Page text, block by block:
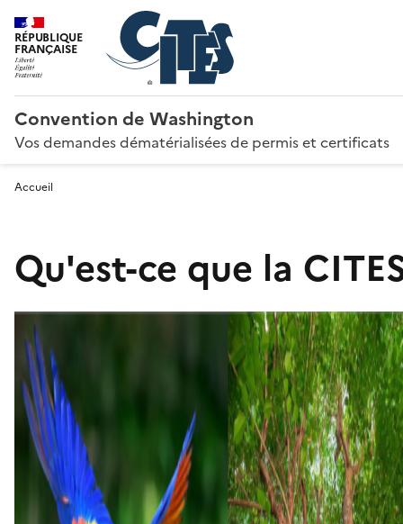
RÉPUBLIQUE
FRANÇAISE
Convention de Washington
Vos demandes dématérialisées de permis et certificats
Accueil
Qu'est-ce que la